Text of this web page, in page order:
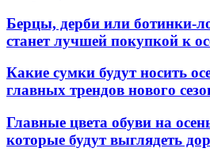
Берцы, дерби или ботинки-
станет лучшей покупкой к
Какие сумки будут носить
главных трендов нового
Главные цвета обуви на
которые будут выглядеть